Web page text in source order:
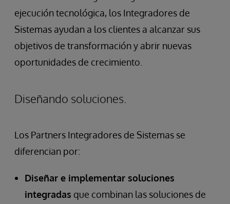
ejecución tecnológica, los Integradores de
Sistemas ayudan a los clientes a alcanzar sus
objetivos de transformación y abrir nuevas
oportunidades de crecimiento.
Diseñando soluciones.
Los Partners Integradores de Sistemas se
diferencian por:
Diseñar e implementar soluciones
integradas que combinan las soluciones de